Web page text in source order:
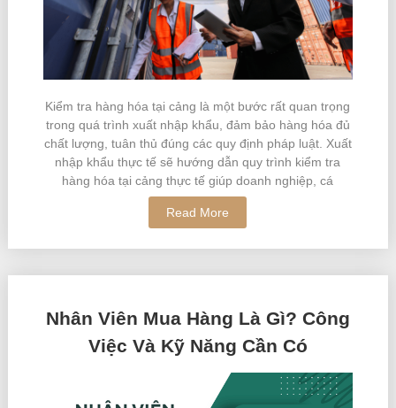
Kiểm tra hàng hóa tại cảng là một bước rất quan trọng
trong quá trình xuất nhập khẩu, đảm bảo hàng hóa đủ
chất lượng, tuân thủ đúng các quy định pháp luật. Xuất
nhập khẩu thực tế sẽ hướng dẫn quy trình kiểm tra
hàng hóa tại cảng thực tế giúp doanh nghiệp, cá
Read More
Nhân Viên Mua Hàng Là Gì? Công
Việc Và Kỹ Năng Cần Có